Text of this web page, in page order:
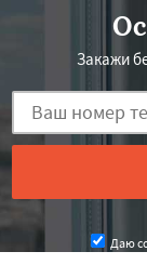
Закажи
Даю